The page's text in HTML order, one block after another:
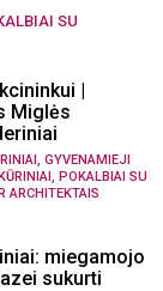
SU
|
Miglės
, GYVENAMIEJI
, POKALBIAI SU
ARCHITEKTAIS
miegamojo
sukurti